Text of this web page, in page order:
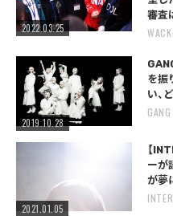
2022.03.25
審査
2019.10.28
を振
い、
2021.01.05
【
ーが
が夢